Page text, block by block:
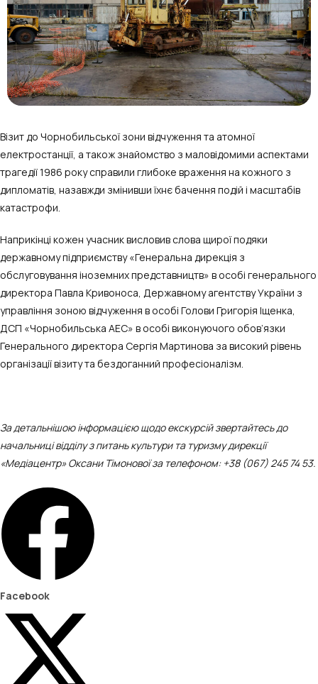
Візит до Чорнобильської зони відчуження та атомної
електростанції, а також знайомство з маловідомими аспектами
трагедії 1986 року справили глибоке враження на кожного з
дипломатів, назавжди змінивши їхнє бачення подій і масштабів
катастрофи.
Наприкінці кожен учасник висловив слова щирої подяки
державному підприємству «Генеральна дирекція з
обслуговування іноземних представництв» в особі генерального
директора Павла Кривоноса, Державному агентству України з
управління зоною відчуження в особі Голови Григорія Іщенка,
ДСП «Чорнобильська АЕС» в особі виконуючого обов’язки
Генерального директора Сергія Мартинова за високий рівень
організації візиту та бездоганний професіоналізм.
За детальнішою інформацією щодо екскурсій звертайтесь до
начальниці відділу з питань культури та туризму дирекції
«Медіацентр» Оксани Тімонової за телефоном: +38 (067) 245 74 53.
Facebook